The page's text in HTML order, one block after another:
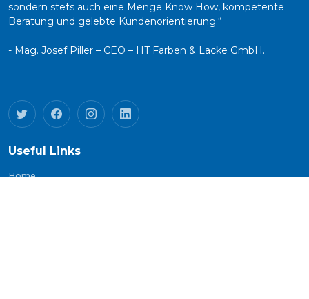
sondern stets auch eine Menge Know How, kompetente
Beratung und gelebte Kundenorientierung.“
- Mag. Josef Piller – CEO – HT Farben & Lacke GmbH.
Useful Links
Home